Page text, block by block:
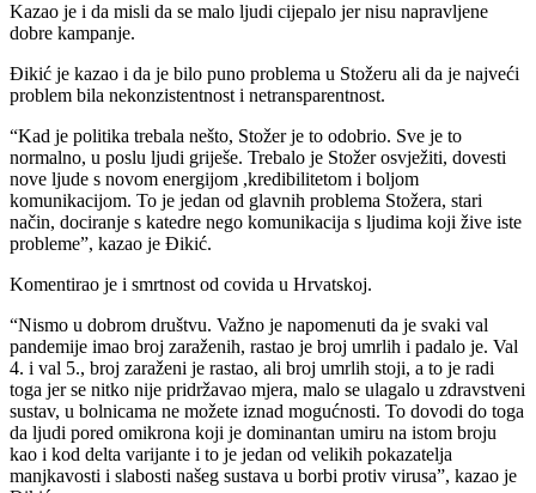
Kazao je i da misli da se malo ljudi cijepalo jer nisu napravljene
dobre kampanje.
Đikić je kazao i da je bilo puno problema u Stožeru ali da je najveći
problem bila nekonzistentnost i netransparentnost.
“Kad je politika trebala nešto, Stožer je to odobrio. Sve je to
normalno, u poslu ljudi griješe. Trebalo je Stožer osvježiti, dovesti
nove ljude s novom energijom ,kredibilitetom i boljom
komunikacijom. To je jedan od glavnih problema Stožera, stari
način, dociranje s katedre nego komunikacija s ljudima koji žive iste
probleme”, kazao je Đikić.
Komentirao je i smrtnost od covida u Hrvatskoj.
“Nismo u dobrom društvu. Važno je napomenuti da je svaki val
pandemije imao broj zaraženih, rastao je broj umrlih i padalo je. Val
4. i val 5., broj zaraženi je rastao, ali broj umrlih stoji, a to je radi
toga jer se nitko nije pridržavao mjera, malo se ulagalo u zdravstveni
sustav, u bolnicama ne možete iznad mogućnosti. To dovodi do toga
da ljudi pored omikrona koji je dominantan umiru na istom broju
kao i kod delta varijante i to je jedan od velikih pokazatelja
manjkavosti i slabosti našeg sustava u borbi protiv virusa”, kazao je